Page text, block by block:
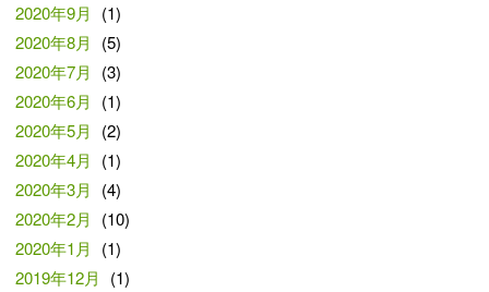
2020年9月
(1)
2020年8月
(5)
2020年7月
(3)
2020年6月
(1)
2020年5月
(2)
2020年4月
(1)
2020年3月
(4)
2020年2月
(10)
2020年1月
(1)
2019年12月
(1)